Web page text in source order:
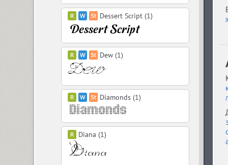
Dessert Script (1)
Dew (1)
Diamonds (1)
Diana (1)